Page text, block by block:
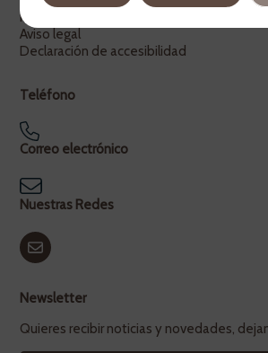
Política de cookies
Aviso legal
Declaración de accesibilidad
Teléfono
Correo electrónico
Nuestras Redes
Newsletter
Quieres recibir noticias y novedades,